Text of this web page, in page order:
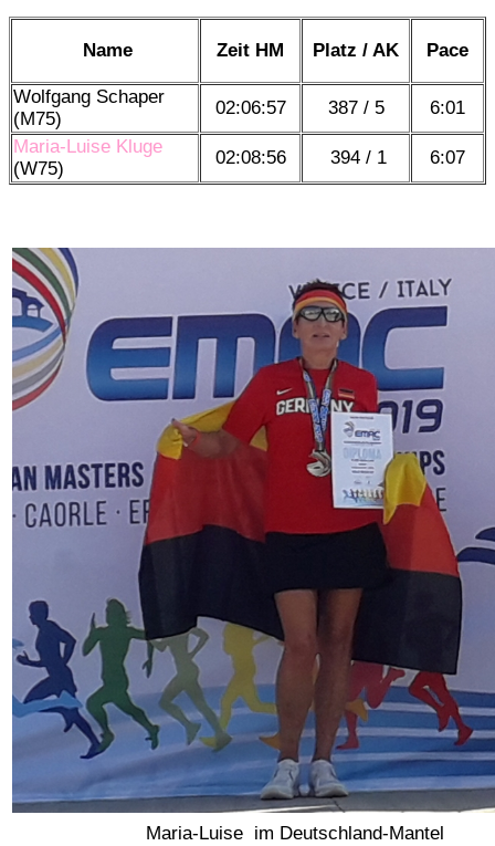
Name Zeit HM Platz / AK Pace
Wolfgang Schaper
(M75)
02:06:57 387 / 5
6:01
Maria-Luise Kluge
(W75)
02:08:56 394 / 1 6:07
Maria-Luise im Deutschland-Mantel